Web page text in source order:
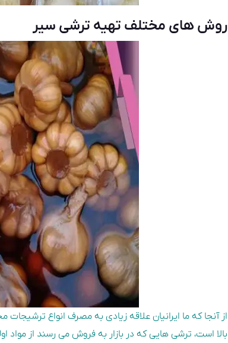
روش های مختلف تهیه ترشی سیر
از آنجا که ما ایرانیان علاقه زیادی به مصرف انواع
بالا است، ترشی هایی که در بازار به فروش می رسند از